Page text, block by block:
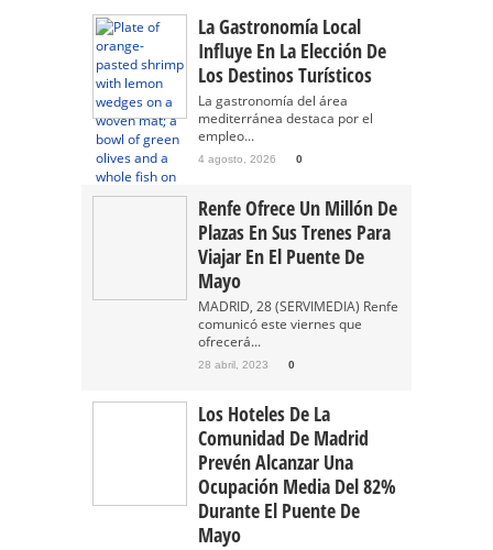
La Gastronomía Local
Influye En La Elección De
Los Destinos Turísticos
La gastronomía del área
mediterránea destaca por el
empleo...
4 agosto, 2026 0
Renfe Ofrece Un Millón De
Plazas En Sus Trenes Para
Viajar En El Puente De
Mayo
MADRID, 28 (SERVIMEDIA) Renfe
comunicó este viernes que
ofrecerá...
28 abril, 2023 0
Los Hoteles De La
Comunidad De Madrid
Prevén Alcanzar Una
Ocupación Media Del 82%
Durante El Puente De
Mayo